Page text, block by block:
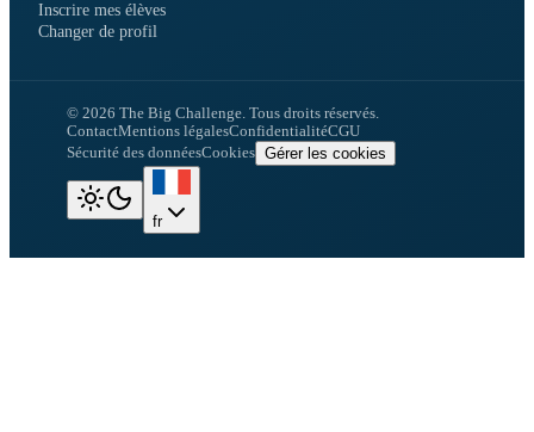
Inscrire mes élèves
Changer de profil
© 2026 The Big Challenge. Tous droits réservés.
ContactMentions légalesConfidentialitéCGU
Sécurité des donnéesCookies Gérer les cookies
fr